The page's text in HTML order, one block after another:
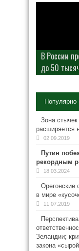
В России
до 50
В
о
на НАТО
Популярно
Зона
расширяется
02.09.2019
Путин
рекордным
18.03.2024
Орегонские
в мире
11.07.2019
Зеландии;
закона